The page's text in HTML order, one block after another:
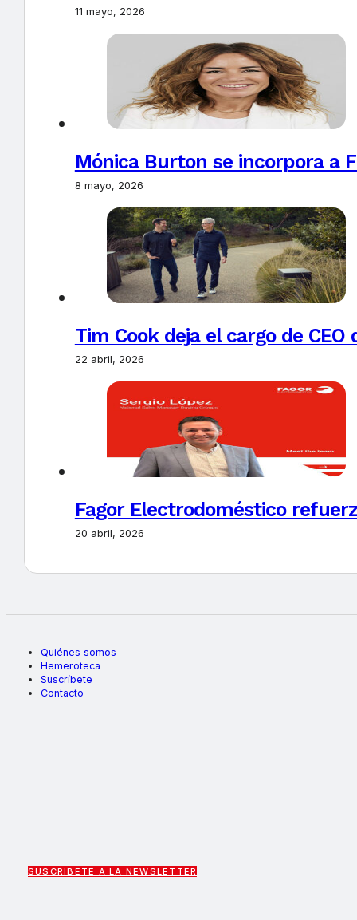
11 mayo, 2026
Mónica Burton se incorpora a
8 mayo, 2026
Tim Cook deja el cargo de
22 abril, 2026
Fagor Electrodoméstico
20 abril, 2026
Quiénes somos
Hemeroteca
Suscríbete
Contacto
SUSCRÍBETE A LA NEWSLETTER